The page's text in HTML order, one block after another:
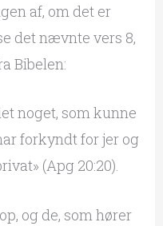
af, om det er
det nævnte vers 8,
Bibelen:
noget, som kunne
forkyndt for jer og
(Apg 20:20).
og de, som hører